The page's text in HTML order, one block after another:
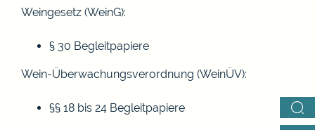
Weingesetz (WeinG):
§ 30 Begleitpapiere
Wein-Überwachungsverordnung (WeinÜV):
§§ 18 bis 24 Begleitpapiere